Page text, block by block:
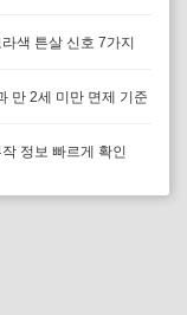
색 튼살 신호 7가지
만 2세 미만 면제 기준
정보 빠르게 확인